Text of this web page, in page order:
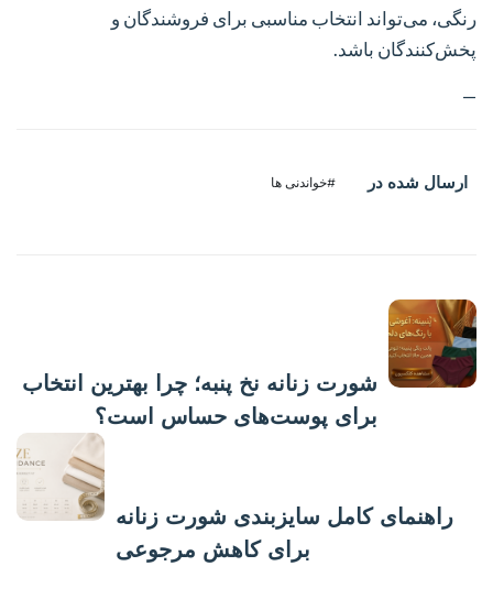
رنگی، می‌تواند انتخاب مناسبی برای فروشندگان و
پخش‌کنندگان باشد.
—
ارسال شده در #خواندنی ها
شورت زنانه نخ پنبه؛ چرا بهترین انتخاب
برای پوست‌های حساس است؟
راهنمای کامل سایزبندی شورت زنانه
برای کاهش مرجوعی